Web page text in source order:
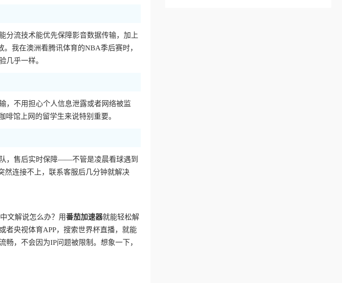
分流技术能优先保障影音数据传输，加上
我在澳洲看腾讯体育的NBA季后赛时，
几乎一样。
，不用担心个人信息泄露或者网络被监
馆上网的留学生来说特别重要。
，售后实时保障——不管是凌晨看球遇到
然连接不上，联系客服后几分钟就解决
文解说怎么办？用番茄加速器就能轻松解
者央视体育APP，搜索世界杯直播，就能
，不会因为IP问题被限制。想象一下，